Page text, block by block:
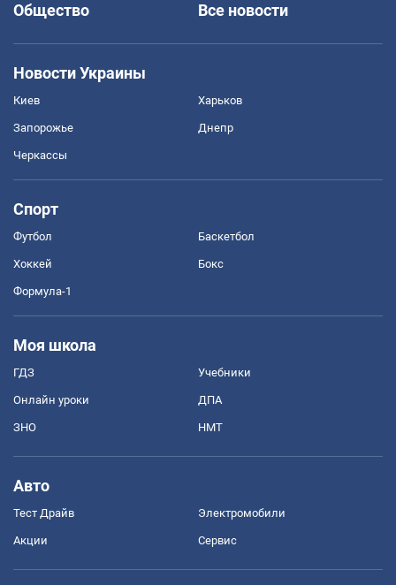
Общество
Все новости
Новости Украины
Киев Харьков
Запорожье Днепр
Черкассы
Спорт
Футбол Баскетбол
Хоккей Бокс
Формула-1
Моя школа
ГДЗ Учебники
Онлайн уроки ДПА
ЗНО НМТ
Авто
Тест Драйв Электромобили
Акции Сервис